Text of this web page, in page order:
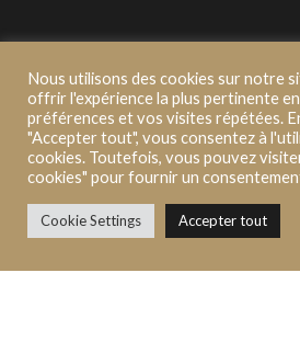
2021 ©Novalfi, Made by
Mentions Légales |Politique
Procédure de traitement des
Nous utilisons des cookies sur notre
offrir l'expérience la plus pertinente
préférences et vos visites répétées.
"Accepter tout", vous consentez à
cookies. Toutefois, vous pouvez
cookies" pour fournir un
Cookie Settings Accepter tout